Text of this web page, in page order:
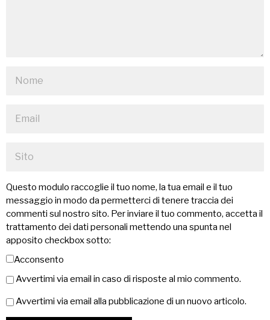
Questo modulo raccoglie il tuo nome, la tua email e il tuo
messaggio in modo da permetterci di tenere traccia dei
commenti sul nostro sito. Per inviare il tuo commento, accetta il
trattamento dei dati personali mettendo una spunta nel
apposito checkbox sotto:
Acconsento
Avvertimi via email in caso di risposte al mio commento.
Avvertimi via email alla pubblicazione di un nuovo articolo.